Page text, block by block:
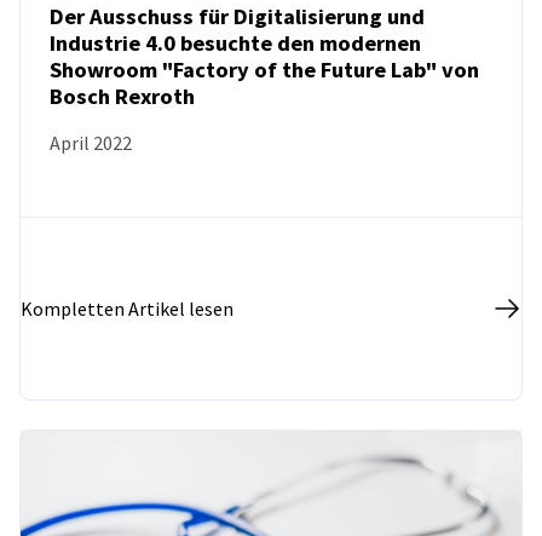
NEUIGKEITEN
Der Ausschuss für Digitalisierung und
Industrie 4.0 besuchte den modernen
Showroom "Factory of the Future Lab" von
Bosch Rexroth
April 2022
Kompletten Artikel lesen